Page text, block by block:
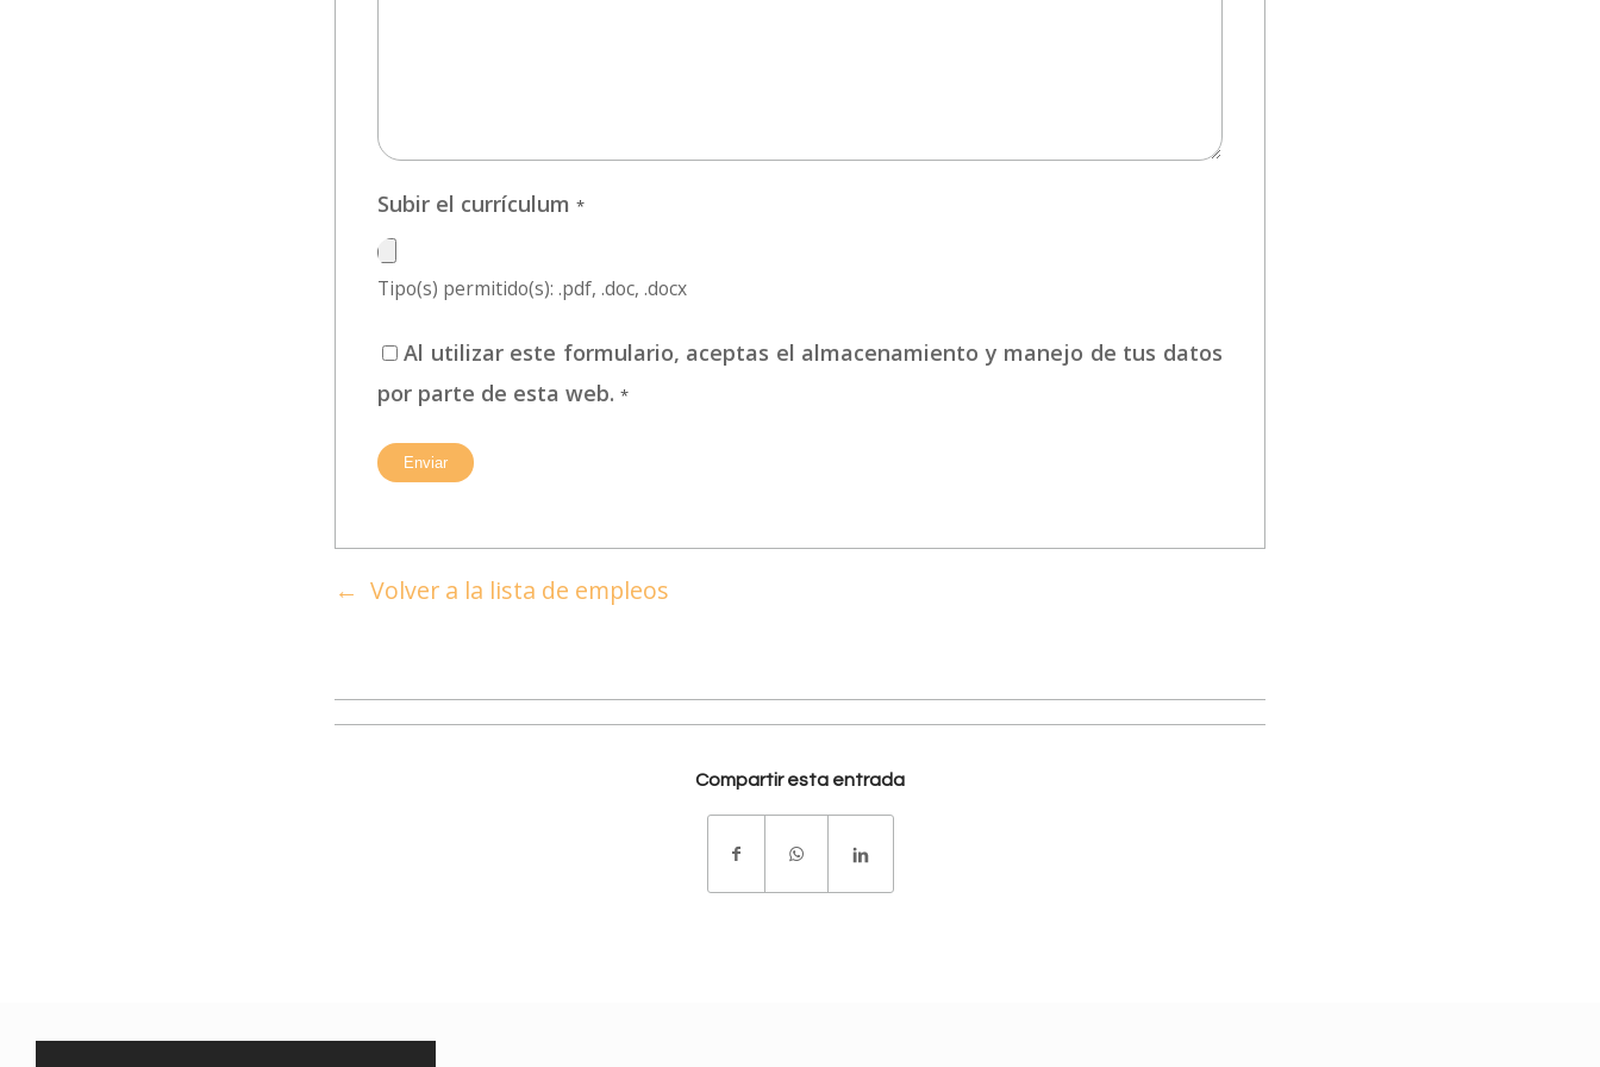
Subir el currículum *
Tipo(s) permitido(s): .pdf, .doc, .docx
Al utilizar este formulario, aceptas el almacenamiento y manejo de tus datos
por parte de esta web. *
Volver a la lista de empleos
Compartir esta entrada